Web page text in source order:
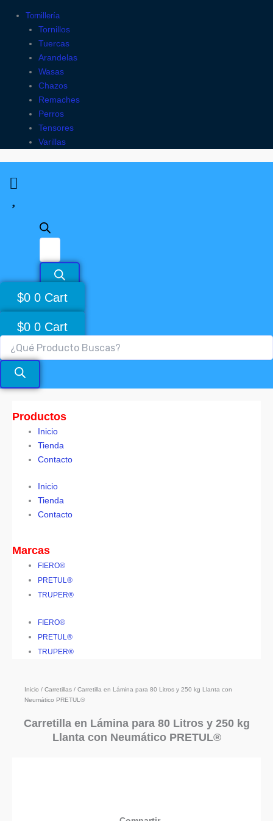
Tornillería
Tornillos
Tuercas
Arandelas
Wasas
Chazos
Remaches
Perros
Tensores
Varillas
$0 0 Cart
$0 0 Cart
Productos
Inicio
Tienda
Contacto
Inicio
Tienda
Contacto
Marcas
FIERO®
PRETUL®
TRUPER®
FIERO®
PRETUL®
TRUPER®
Inicio / Carretillas / Carretilla en Lámina para 80 Litros y 250 kg Llanta con
Neumático PRETUL®
Carretilla en Lámina para 80 Litros y 250 kg
Llanta con Neumático PRETUL®